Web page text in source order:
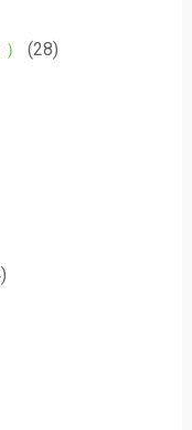
(28)